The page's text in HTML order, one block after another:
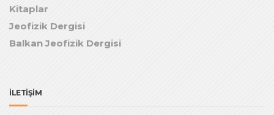
Kitaplar
Jeofizik Dergisi
Balkan Jeofizik Dergisi
İLETİŞİM